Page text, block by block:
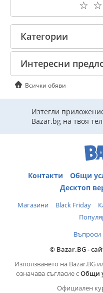
☆
☆
Категории
Интересни
Всички обяви
Изтегли
Bazar.bg на твоя
Контакти Общи
Десктоп
Магазини Black Friday
Въпроси
© Bazar.BG -
Използването на Bazar.BG
означава съгласие сОбщи
Официален